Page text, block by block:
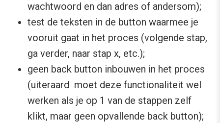
wachtwoord en dan adres of andersom);
test de teksten in de button waarmee je
vooruit gaat in het proces (volgende stap,
ga verder, naar stap x, etc.);
geen back button inbouwen in het proces
(uiteraard moet deze functionaliteit wel
werken als je op 1 van de stappen zelf
klikt, maar geen opvallende back button);